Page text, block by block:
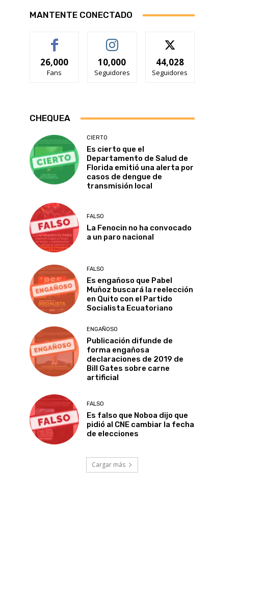
MANTENTE CONECTADO
26,000
Fans
10,000
Seguidores
44,028
Seguidores
CHEQUEA
CIERTO
Es cierto que el
Departamento de Salud de
Florida emitió una alerta por
casos de dengue de
transmisión local
FALSO
La Fenocin no ha convocado
a un paro nacional
FALSO
Es engañoso que Pabel
Muñoz buscará la reelección
en Quito con el Partido
Socialista Ecuatoriano
ENGAÑOSO
Publicación difunde de
forma engañosa
declaraciones de 2019 de
Bill Gates sobre carne
artificial
FALSO
Es falso que Noboa dijo que
pidió al CNE cambiar la fecha
de elecciones
Cargar más